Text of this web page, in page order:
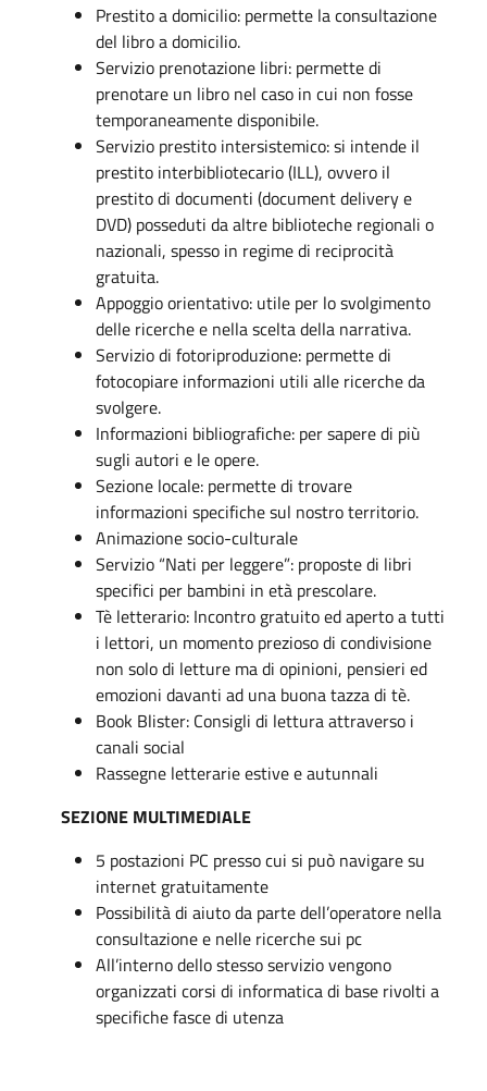
Prestito a domicilio: permette la consultazione
del libro a domicilio.
Servizio prenotazione libri: permette di
prenotare un libro nel caso in cui non fosse
temporaneamente disponibile.
Servizio prestito intersistemico: si intende il
prestito interbibliotecario (ILL), ovvero il
prestito di documenti (document delivery e
DVD) posseduti da altre biblioteche regionali o
nazionali, spesso in regime di reciprocità
gratuita.
Appoggio orientativo: utile per lo svolgimento
delle ricerche e nella scelta della narrativa.
Servizio di fotoriproduzione: permette di
fotocopiare informazioni utili alle ricerche da
svolgere.
Informazioni bibliografiche: per sapere di più
sugli autori e le opere.
Sezione locale: permette di trovare
informazioni specifiche sul nostro territorio.
Animazione socio-culturale
Servizio “Nati per leggere”: proposte di libri
specifici per bambini in età prescolare.
Tè letterario: Incontro gratuito ed aperto a tutti
i lettori, un momento prezioso di condivisione
non solo di letture ma di opinioni, pensieri ed
emozioni davanti ad una buona tazza di tè.
Book Blister: Consigli di lettura attraverso i
canali social
Rassegne letterarie estive e autunnali
SEZIONE MULTIMEDIALE
5 postazioni PC presso cui si può navigare su
internet gratuitamente
Possibilità di aiuto da parte dell’operatore nella
consultazione e nelle ricerche sui pc
All’interno dello stesso servizio vengono
organizzati corsi di informatica di base rivolti a
specifiche fasce di utenza